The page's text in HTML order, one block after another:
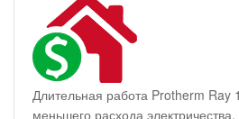
Длительная работа Protherm Ray
меньшего расхода